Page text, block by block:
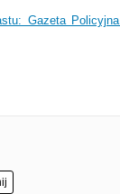
Gazeta